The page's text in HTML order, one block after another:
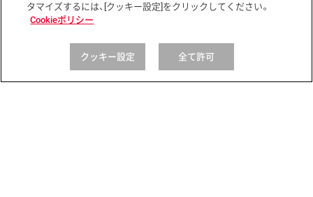
レシピ・商品 Global
タマイズするには、[クッキー設定]をクリックしてください。
Cookieポリシー
クッキー設定 全て許可